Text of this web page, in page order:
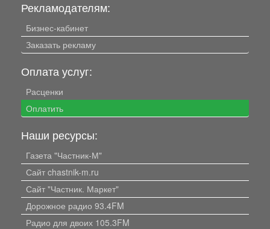
Рекламодателям:
Бизнес-кабинет
Заказать рекламу
Оплата услуг:
Расценки
Оплатить
Наши ресурсы:
Газета "Частник-М"
Сайт chastnik-m.ru
Сайт "Частник. Маркет"
Дорожное радио 93.4FM
Радио для двоих 105.3FM